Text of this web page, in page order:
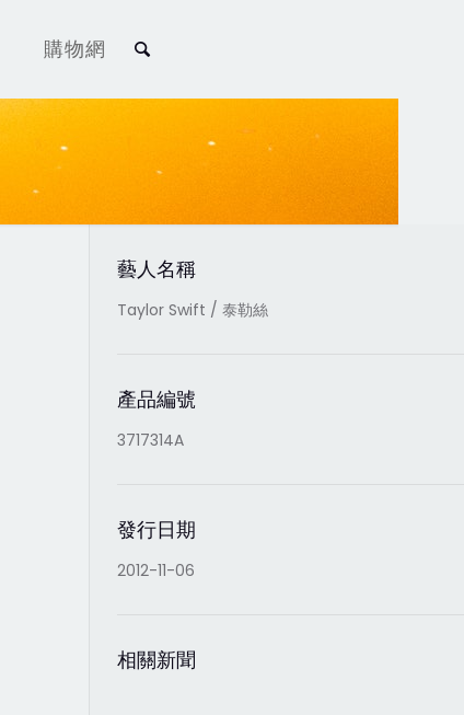
購物網
藝人名稱
Taylor Swift / 泰勒絲
產品編號
3717314A
發行日期
2012-11-06
相關新聞